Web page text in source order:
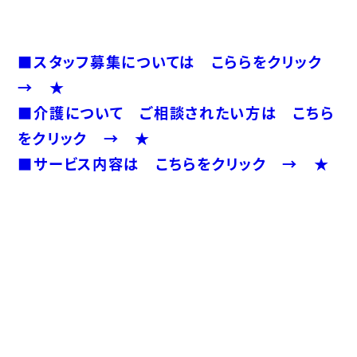
■スタッフ募集については こららをクリック
→ ★
■介護について ご相談されたい方は こちら
をクリック → ★
■サービス内容は こちらをクリック → ★